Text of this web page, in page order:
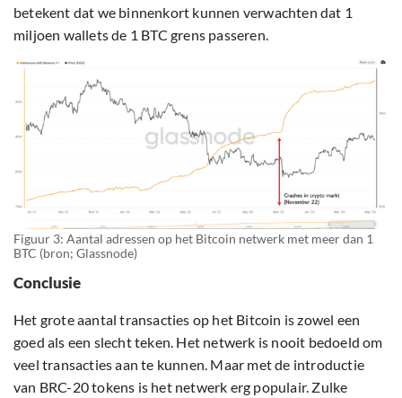
betekent dat we binnenkort kunnen verwachten dat 1
miljoen wallets de 1 BTC grens passeren.
Figuur 3: Aantal adressen op het Bitcoin netwerk met meer dan 1
BTC (bron; Glassnode)
Conclusie
Het grote aantal transacties op het Bitcoin is zowel een
goed als een slecht teken. Het netwerk is nooit bedoeld om
veel transacties aan te kunnen. Maar met de introductie
van BRC-20 tokens is het netwerk erg populair. Zulke